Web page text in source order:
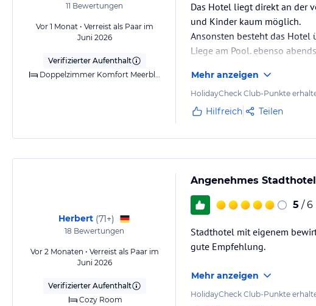
11 Bewertungen
Vor 1 Monat • Verreist als Paar im
Juni 2026
Verifizierter Aufenthalt
Doppelzimmer Komfort Meerblick
Das Hotel liegt direkt an der
und Kinder kaum möglich.
Ansonsten besteht das Hotel
Liege am Pool. ebenso
Mehr anzeigen
HolidayCheck Club-Punkte
Hilfreich Teilen
Herbert (71+)
18 Bewertungen
Vor 2 Monaten • Verreist als Paar im
Juni 2026
Verifizierter Aufenthalt
Cozy Room
Angenehmes
5 / 6
Stadthotel mit eigenem
gute Empfehlung.
Mehr anzeigen
HolidayCheck Club-Punkte